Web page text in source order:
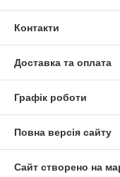
Контакти
Доставка та оплата
Графік роботи
Повна версія сайту
Сайт створено на